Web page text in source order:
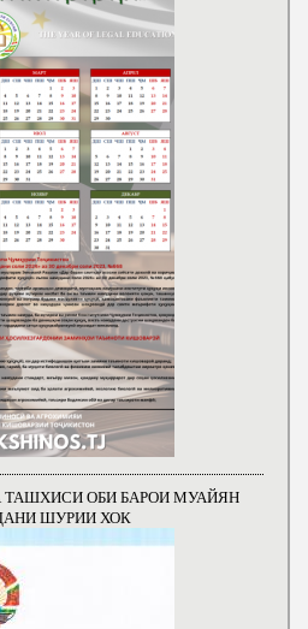
ТАШХИСИ ОБИ БАРОИ МУАЙЯН
ШУРИИ ХОК